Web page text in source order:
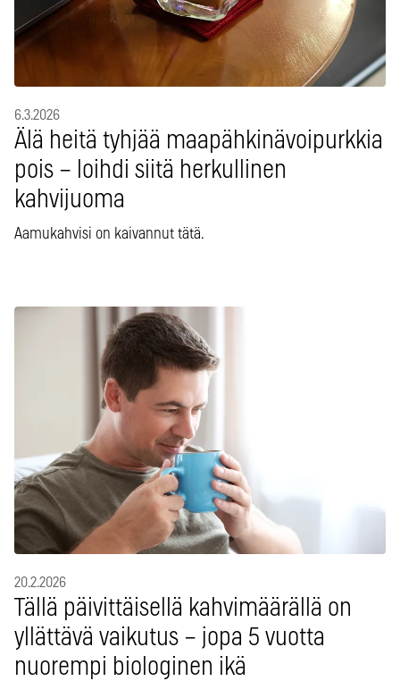
6.3.2026
Älä heitä tyhjää maapähkinävoipurkkia
pois – loihdi siitä herkullinen
kahvijuoma
Aamukahvisi on kaivannut tätä.
20.2.2026
Tällä päivittäisellä kahvimäärällä on
yllättävä vaikutus – jopa 5 vuotta
nuorempi biologinen ikä